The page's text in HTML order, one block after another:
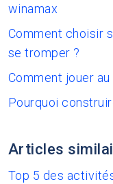
winamax
Comment choisir
se tromper ?
Comment jouer
Pourquoi
Articles
Top 5 des